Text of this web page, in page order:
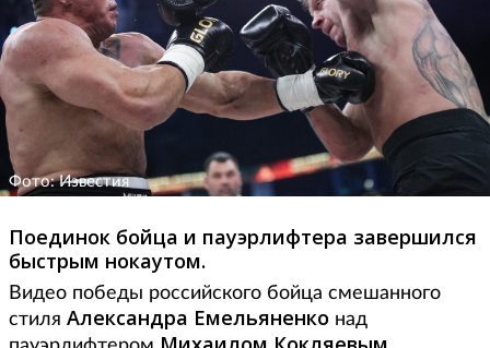
Фото: Известия
Поединок бойца и пауэрлифтера завершился
быстрым нокаутом.
Видео победы российского бойца смешанного
стиля Александра Емельяненко над